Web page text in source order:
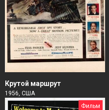
Крутой маршрут
1956, США
Фильм